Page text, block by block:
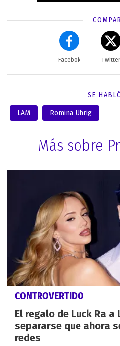
Facebok Twitter
SE
LAM Romina Uhrig
Más sobre
CONTROVERTIDO
El regalo de Luck Ra a
separarse que ahora
redes